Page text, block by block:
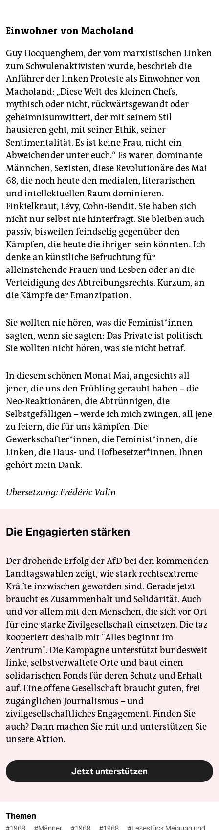
Einwohner von Macholand
Guy Hocquenghem, der vom marxistischen Linken
zum Schwulenaktivisten wurde, beschrieb die
Anführer der linken Proteste als Einwohner von
Macholand: „Diese Welt des kleinen Chefs,
mythisch oder nicht, rückwärtsgewandt oder
geheimnisumwittert, der mit seinem Stil
hausieren geht, mit seiner Ethik, seiner
Sentimentalität. Es ist keine Frau, nicht ein
Abweichender unter euch.“ Es waren dominante
Männchen, Sexisten, diese Revolutionäre des Mai
68, die noch heute den medialen, literarischen
und intellektuellen Raum dominieren.
Finkielkraut, Lévy, Cohn-Bendit. Sie haben sich
nicht nur selbst nie hinterfragt. Sie bleiben auch
passiv, bisweilen feindselig gegenüber den
Kämpfen, die heute die ihrigen sein könnten: Ich
denke an künstliche Befruchtung für
alleinstehende Frauen und Lesben oder an die
Verteidigung des Abtreibungsrechts. Kurzum, an
die Kämpfe der Emanzipation.
Sie wollten nie hören, was die Feminist*innen
sagten, wenn sie sagten: Das Private ist politisch.
Sie wollten nicht hören, was sie nicht betraf.
In diesem schönen Monat Mai, angesichts all
jener, die uns den Frühling geraubt haben – die
Neo-Reaktionären, die Abtrünnigen, die
Selbstgefälligen – werde ich mich zwingen, all jene
zu feiern, die für uns kämpfen. Die
Gewerkschafter*innen, die Fe­mi­nis­t*innen, die
Linken, die Haus- und Hof­besetzer*innen. Ihnen
gehört mein Dank.
Übersetzung: Frédéric Valin
Die Engagierten stärken
Der drohende Erfolg der AfD bei den kommenden
Landtagswahlen zeigt, wie stark rechtsextreme
Kräfte inzwischen geworden sind. Gerade jetzt
braucht es Zusammenhalt und Solidarität. Auch
und vor allem mit den Menschen, die sich vor Ort
für eine starke Zivilgesellschaft einsetzen. Die taz
kooperiert deshalb mit "Alles beginnt im
Zentrum". Die Kampagne unterstützt bundesweit
linke, selbstverwaltete Orte und baut einen
solidarischen Fonds für deren Schutz und Erhalt
auf. Eine offene Gesellschaft braucht guten, frei
zugänglichen Journalismus – und
zivilgesellschaftliches Engagement. Finden Sie
auch? Dann machen Sie mit und unterstützen Sie
unsere Aktion.
Jetzt unterstützen
Themen